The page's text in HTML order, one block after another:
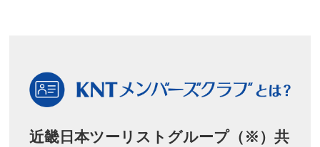
近畿日本ツーリストグループ（※）共